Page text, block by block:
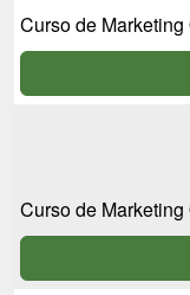
Curso de
Curso de